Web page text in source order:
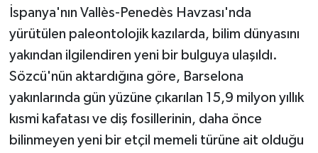
İspanya'nın Vallès-Penedès Havzası'nda
yürütülen paleontolojik kazılarda, bilim dünyasını
yakından ilgilendiren yeni bir bulguya ulaşıldı.
Sözcü'nün aktardığına göre, Barselona
yakınlarında gün yüzüne çıkarılan 15,9 milyon yıllık
kısmi kafatası ve diş fosillerinin, daha önce
bilinmeyen yeni bir etçil memeli türüne ait olduğu